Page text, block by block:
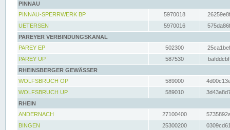
PINNAU
PINNAU-SPERRWERK BP
5970018
UETERSEN
5970016
PAREYER VERBINDUNGSKANAL
PAREY EP
502300
PAREY UP
587530
RHEINSBERGER GEWÄSSER
WOLFSBRUCH OP
589000
WOLFSBRUCH UP
589010
RHEIN
ANDERNACH
27100400
BINGEN
25300200